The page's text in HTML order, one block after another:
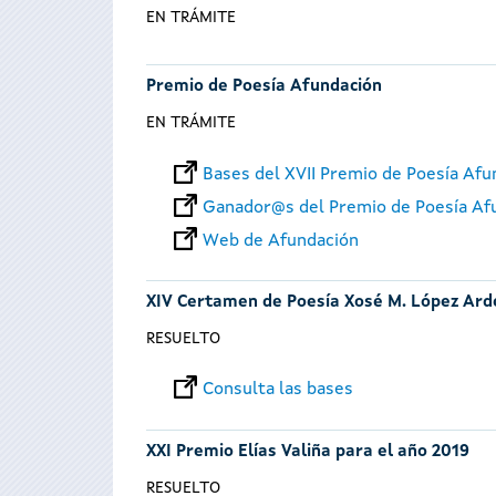
EN TRÁMITE
Premio de Poesía Afundación
EN TRÁMITE
Bases del XVII Premio de Poesía
Ganador@s del Premio de Poesía
Web de Afundación
XIV Certamen de Poesía Xosé M. López
RESUELTO
Consulta las bases
XXI Premio Elías Valiña para el año 2019
RESUELTO